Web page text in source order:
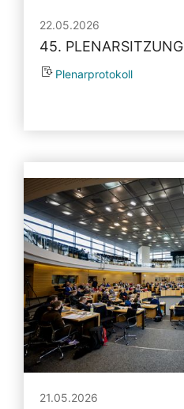
22.05.2026
45. PLENARSITZUNG
Plenarprotokoll
21.05.2026